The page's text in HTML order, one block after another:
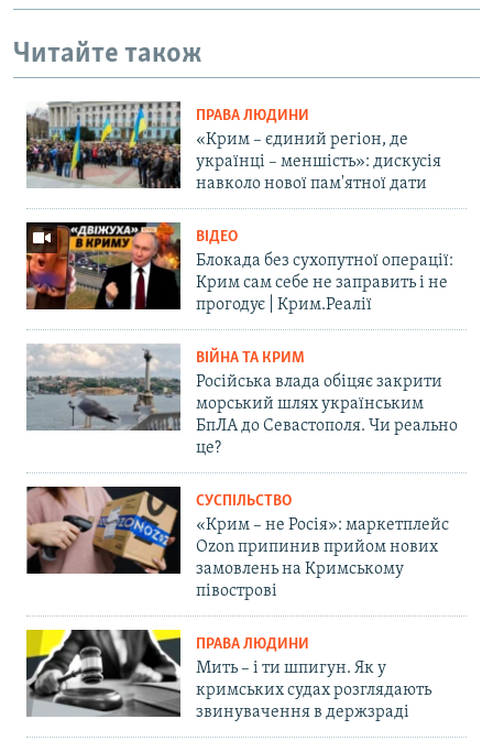
Читайте також
ПРАВА ЛЮДИНИ
«Крим – єдиний регіон, де
українці – меншість»: дискусія
навколо нової пам'ятної дати
ВІДЕО
Блокада без сухопутної операції:
Крим сам себе не заправить і не
прогодує | Крим.Реалії
ВІЙНА ТА КРИМ
Російська влада обіцяє закрити
морський шлях українським
БпЛА до Севастополя. Чи реально
це?
СУСПІЛЬСТВО
«Крим – не Росія»: маркетплейс
Ozon припинив прийом нових
замовлень на Кримському
півострові
ПРАВА ЛЮДИНИ
Мить – і ти шпигун. Як у
кримських судах розглядають
звинувачення в держзраді